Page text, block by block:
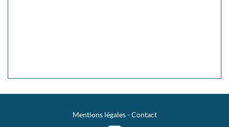
Mentions légales-Contact